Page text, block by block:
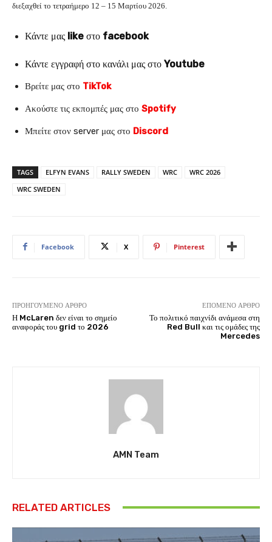
διεξαχθεί το τετραήμερο 12 – 15 Μαρτίου 2026.
Κάντε μας like στο facebook
Κάντε εγγραφή στο κανάλι μας στο Youtube
Βρείτε μας στο TikTok
Ακούστε τις εκπομπές μας στο Spotify
Μπείτε στον server μας στο Discord
TAGS ELFYN EVANS RALLY SWEDEN WRC
WRC 2026
WRC SWEDEN
Facebook X Pinterest
ΠΡΟΗΓΟΎΜΕΝΟ ΆΡΘΡΟ
Η McLaren δεν είναι το σημείο
αναφοράς του grid το 2026
ΕΠΌΜΕΝΟ ΆΡΘΡΟ
Το πολιτικό παιχνίδι ανάμεσα στη
Red Bull και τις ομάδες της
Mercedes
AMN Team
RELATED ARTICLES